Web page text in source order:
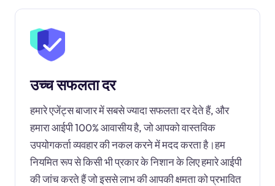
उच्च सफलता दर
हमारे एजेंट्स बाजार में सबसे ज्यादा सफलता दर देते हैं, और
हमारा आईपी 100% आवासीय है, जो आपको वास्तविक
उपयोगकर्ता व्यवहार की नकल करने में मदद करता है।हम
नियमित रूप से किसी भी प्रकार के निशान के लिए हमारे आईपी
की जांच करते हैं जो इससे लाभ की आपकी क्षमता को प्रभावित